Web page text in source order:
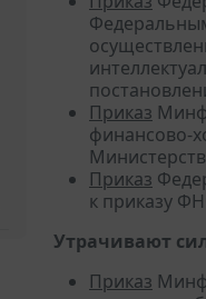
Приказ
финансово-
Приказ
к приказу
Утрачивают
Приказ